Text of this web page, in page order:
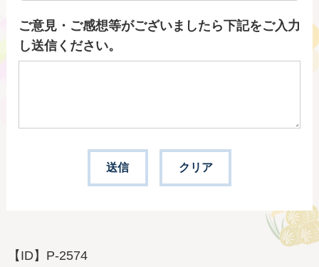
ご意見・ご感想等がございましたら下記をご入力
し送信ください。
【ID】 P-2574